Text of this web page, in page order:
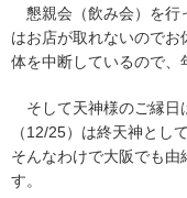
懇親会（飲み会）を行
はお店が取れないのでお
体を中断しているので、
そして天神様のご縁日
（12/25）は終天神とし
そんなわけで大阪でも由
す。